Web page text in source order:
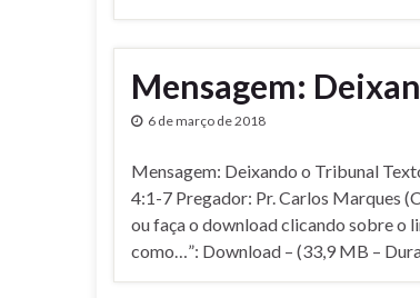
Mensagem:
6 de março de 2018
Mensagem: Deixando o Tribunal
4:1-7 Pregador: Pr. Carlos Marques
ou faça o download clicando sobre o
como…”: Download – (33,9 MB –